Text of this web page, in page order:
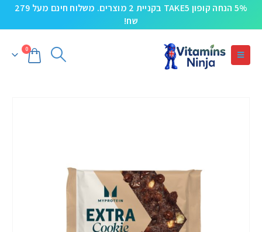
5% הנחה קופון TAKE5 בקניית 2 מוצרים. משלוח חינם מעל 279
שח!
0